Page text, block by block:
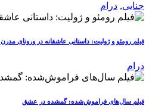
جنایی, درام
فیلم رومئو و ژولیت: داستانی عاشقانه در ورونای مدرن
درام
فیلم سال‌های فراموش‌شده: گمشده در عشق